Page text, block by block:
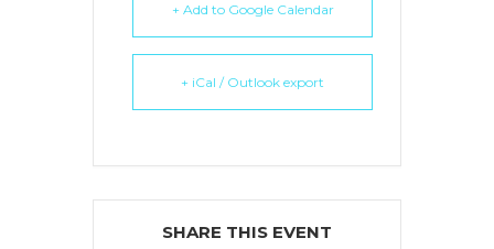
+ Add to Google Calendar
+ iCal / Outlook export
SHARE THIS EVENT